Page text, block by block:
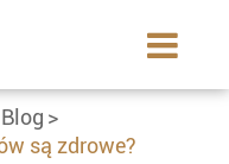
Blog
są zdrowe?